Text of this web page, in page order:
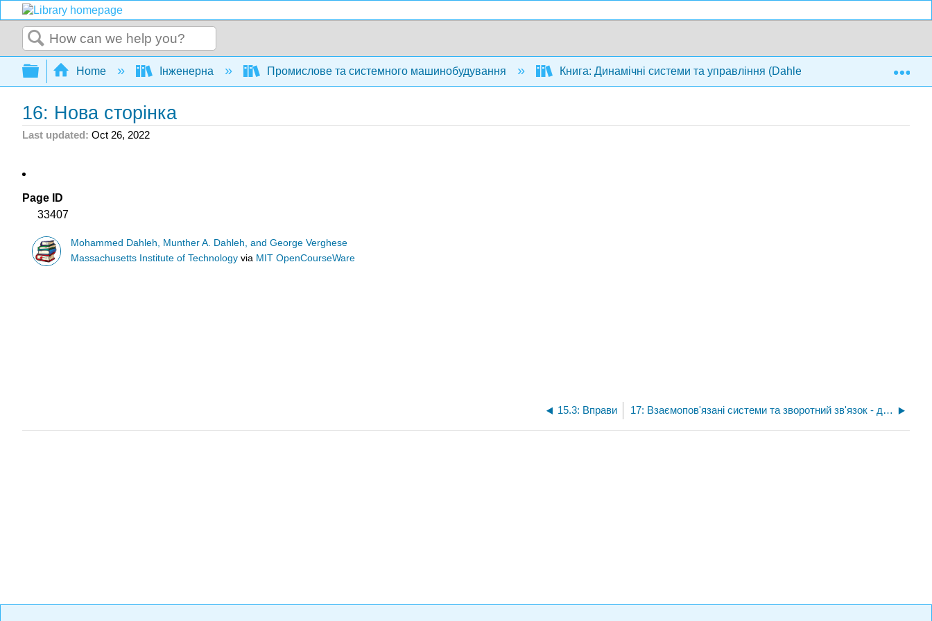
Search
Expand/collapse global hierarchy
Home Інженерна Промислове та системного машинобудування Книга: Динамічні системи та управління (Dahleh, Dahleh та Verghese)
16: Нова сторінка
Last updated Oct 26, 2022
Page ID
33407
Mohammed Dahleh, Munther A. Dahleh, and George Verghese
Massachusetts Institute of Technologyvia MIT OpenCourseWare
15.3: Вправи 17: Взаємопов'язані системи та зворотний зв'язок - добре поставлена, стабільність та продуктивність